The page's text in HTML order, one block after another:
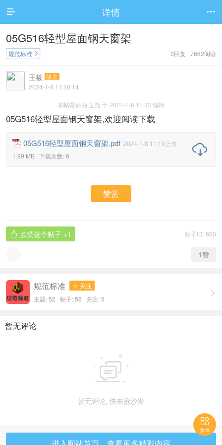
 详情 
05G516轻型屋面钢天窗架
0回复 7662阅读
规范标准 
王筱 版主
2024-1-8 11:20:14
本帖最后由 王筱 于 2024-1-8 11:33 编辑
05G516轻型屋面钢天窗架,欢迎阅读下载

05G516轻型屋面钢天窗架.pdf 2024-1-8 11:19上传
1.99 MB , 下载次数: 6
赞赏
帖子ID: 650
 点赞这个帖子 +1
1赞

规范标准  关注
主题: 52 帖子: 56 关注:5
暂无评论

暂无评论, 快来抢沙发

菜单